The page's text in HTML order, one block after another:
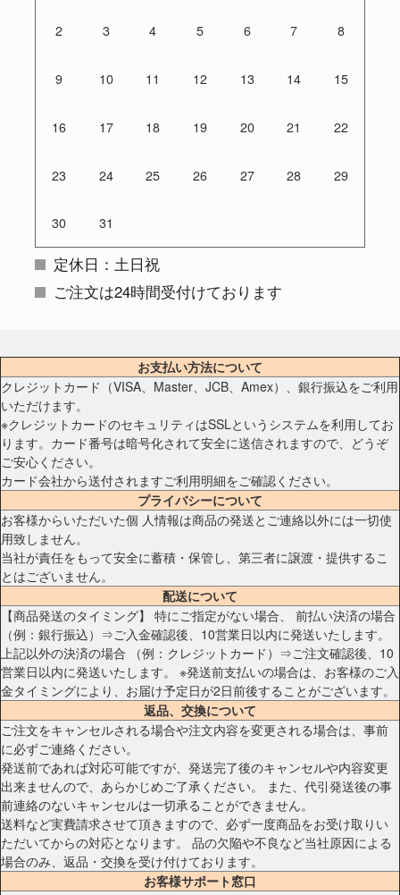
2 3 4 5 6 7 8
9 10 11 12 13 14 15
16 17 18 19 20 21 22
23 24 25 26 27 28 29
30 31
定休日：土日祝
ご注文は24時間受付けております
お支払い方法について
クレジットカード（VISA、Master、JCB、Amex）、銀行振込をご利用
いただけます。
※クレジットカードのセキュリティはSSLというシステムを利用してお
ります。カード番号は暗号化されて安全に送信されますので、どうぞ
ご安心ください。
カード会社から送付されますご利用明細をご確認ください。
プライバシーについて
お客様からいただいた個 人情報は商品の発送とご連絡以外には一切使
用致しません。
当社が責任をもって安全に蓄積・保管し、第三者に譲渡・提供するこ
とはございません。
配送について
【商品発送のタイミング】 特にご指定がない場合、 前払い決済の場合
（例：銀行振込）⇒ご入金確認後、10営業日以内に発送いたします。
上記以外の決済の場合 （例：クレジットカード）⇒ご注文確認後、10
営業日以内に発送いたします。 ※発送前支払いの場合は、お客様のご入
金タイミングにより、お届け予定日が2日前後することがございます。
返品、交換について
ご注文をキャンセルされる場合や注文内容を変更される場合は、事前
に必ずご連絡ください。
発送前であれば対応可能ですが、発送完了後のキャンセルや内容変更
出来ませんので、あらかじめご了承ください。 また、代引発送後の事
前連絡のないキャンセルは一切承ることができません。
送料など実費請求させて頂きますので、必ず一度商品をお受け取りい
ただいてからの対応となります。 品の欠陥や不良など当社原因による
場合のみ、返品・交換を受け付けております。
お客様サポート窓口